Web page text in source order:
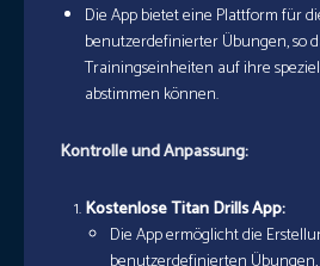
Die App bietet eine Plattform für
benutzerdefinierter Übungen, so
Trainingseinheiten auf ihre
abstimmen können.
Kontrolle und Anpassung:
Kostenlose Titan Drills App:
Die App ermöglicht die